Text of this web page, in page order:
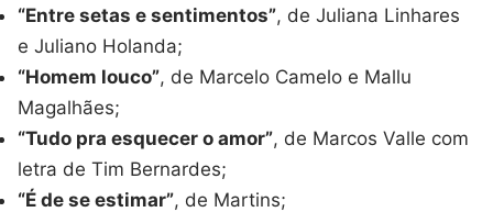
“Entre setas e sentimentos”, de Juliana Linhares
e Juliano Holanda;
“Homem louco”, de Marcelo Camelo e Mallu
Magalhães;
“Tudo pra esquecer o amor”, de Marcos Valle com
letra de Tim Bernardes;
“É de se estimar”, de Martins;